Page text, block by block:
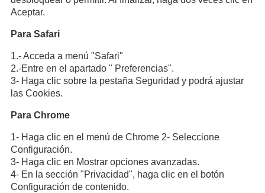
Aceptar.
Para Safari
1.- Acceda a menú "Safari"
2.-Entre en el apartado " Preferencias".
3- Haga clic sobre la pestaña Seguridad y podrá ajustar
las Cookies.
Para Chrome
1- Haga clic en el menú de Chrome 2- Seleccione
Configuración.
3- Haga clic en Mostrar opciones avanzadas.
4- En la sección "Privacidad", haga clic en el botón
Configuración de contenido.